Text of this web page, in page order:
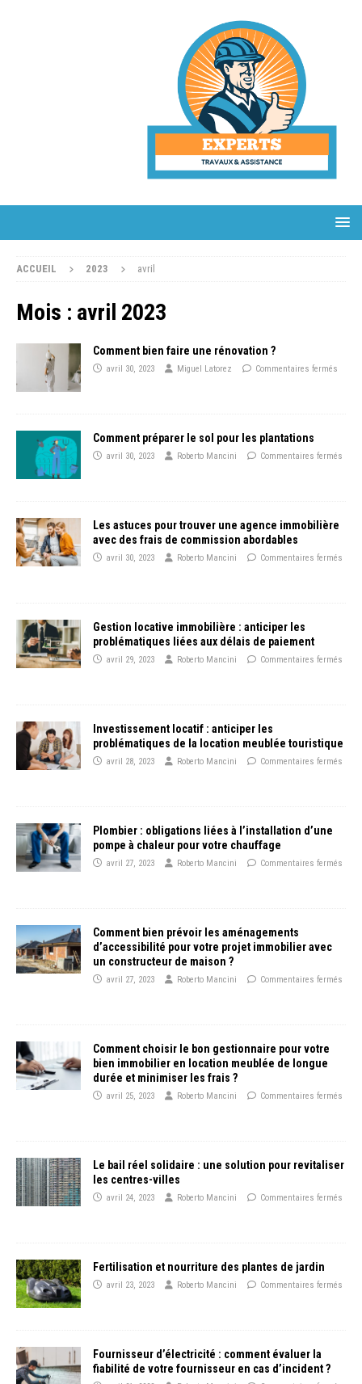
ACCUEIL 2023 avril
Mois : avril 2023
Comment bien faire une rénovation ?
avril 30, 2023 Miguel Latorez Commentaires fermés
Comment préparer le sol pour les plantations
avril 30, 2023 Roberto Mancini Commentaires fermés
Les astuces pour trouver une agence immobilière
avec des frais de commission abordables
avril 30, 2023 Roberto Mancini Commentaires fermés
Gestion locative immobilière : anticiper les
problématiques liées aux délais de paiement
avril 29, 2023 Roberto Mancini Commentaires fermés
Investissement locatif : anticiper les
problématiques de la location meublée touristique
avril 28, 2023 Roberto Mancini Commentaires fermés
Plombier : obligations liées à l’installation d’une
pompe à chaleur pour votre chauffage
avril 27, 2023 Roberto Mancini Commentaires fermés
Comment bien prévoir les aménagements
d’accessibilité pour votre projet immobilier avec
un constructeur de maison ?
avril 27, 2023 Roberto Mancini Commentaires fermés
Comment choisir le bon gestionnaire pour votre
bien immobilier en location meublée de longue
durée et minimiser les frais ?
avril 25, 2023 Roberto Mancini Commentaires fermés
Le bail réel solidaire : une solution pour revitaliser
les centres-villes
avril 24, 2023 Roberto Mancini Commentaires fermés
Fertilisation et nourriture des plantes de jardin
avril 23, 2023 Roberto Mancini Commentaires fermés
Fournisseur d’électricité : comment évaluer la
fiabilité de votre fournisseur en cas d’incident ?